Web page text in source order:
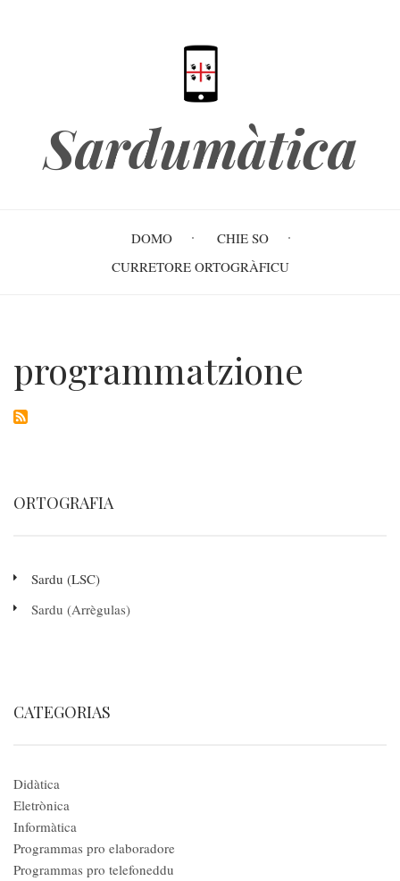
Sardumàtica
navigation
DOMO
CHIE SO
CURRETORE ORTOGRÀFICU
programmatzione
ORTOGRAFIA
Sardu (LSC)
Sardu (Arrègulas)
CATEGORIAS
Didàtica
Eletrònica
Informàtica
Programmas pro elaboradore
Programmas pro telefoneddu